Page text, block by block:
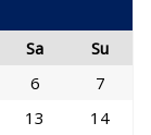
Sa
Su
6
7
13
14